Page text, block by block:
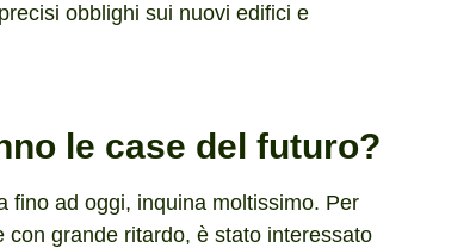
obblighi sui nuovi edifici e
le case del futuro?
fino ad oggi, inquina moltissimo. Per
con grande ritardo, è stato interessato